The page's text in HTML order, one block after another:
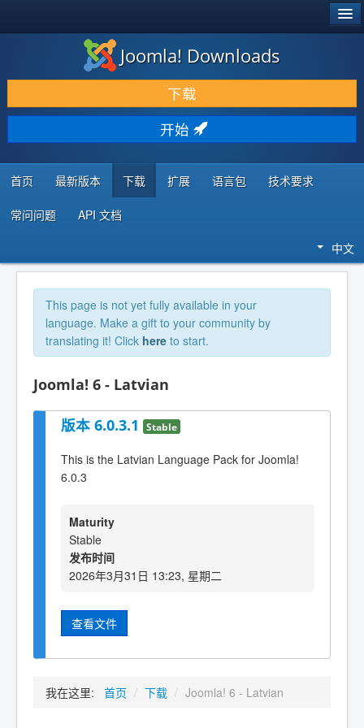
下载 & 扩展
发现 & 学习
社区 & 支持
开发者资源
Joomla! Downloads
下载
开始
首页 最新版本 下载 扩展 语言包 技术要求
常问问题 API 文档
中文
This page is not yet fully available in your
language. Make a gift to your community by
translating it! Click here to start.
Joomla! 6 - Latvian
版本 6.0.3.1 Stable
This is the Latvian Language Pack for Joomla!
6.0.3
Maturity
Stable
发布时间
2026年3月31日 13:23, 星期二
查看文件
我在这里: 首页 / 下载 / Joomla! 6 - Latvian